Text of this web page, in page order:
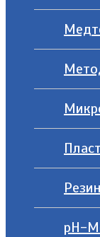
рН-